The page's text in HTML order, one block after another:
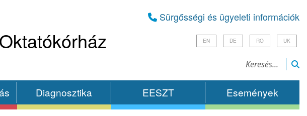
Sürgősségi és ügyeleti információk
EN DE RO UK
Diagnosztika EESZT Események